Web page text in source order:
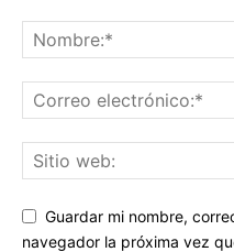
Guardar mi nombre,
navegador la próxima vez